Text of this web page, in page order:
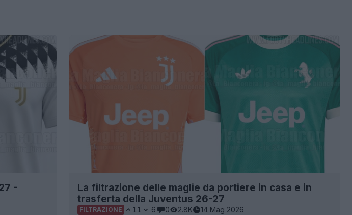
-
La filtrazione delle maglie da portiere in casa e in
trasferta della Juventus 26-27
FILTRAZIONE 11 6 0 2.8K 14 Mag 2026